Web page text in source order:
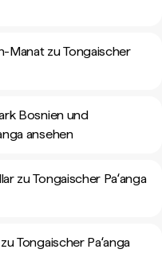
Manat zu Tongaischer
Bosnien und
ansehen
zu Tongaischer Paʻanga
Tongaischer Paʻanga